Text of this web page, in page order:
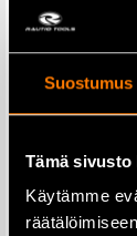
Suostumus
Tämä sivusto
Käytämme
Stihl
Lisää